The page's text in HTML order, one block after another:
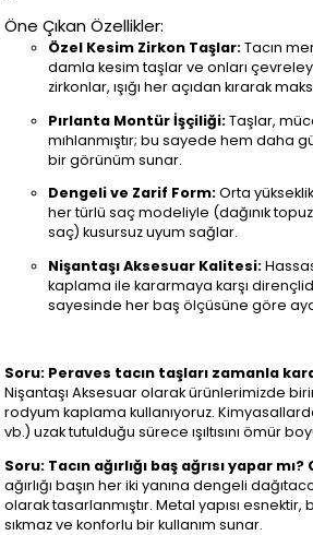
Öne Çıkan Özellikler:
Özel Kesim Zirkon Taşlar:Tacın
damla kesim taşlar ve onları
zirkonlar, ışığı her açıdan kırarak
Pırlanta Montür İşçiliği:Taşlar,
mıhlanmıştır; bu sayede hem daha
bir görünüm sunar.
Dengeli ve Zarif Form:Orta
her türlü saç modeliyle (dağınık topuz,
saç) kusursuz uyum sağlar.
Nişantaşı Aksesuar Kalitesi:
kaplama ile kararmaya karşı
sayesinde her baş ölçüsüne göre
Soru: Peraves tacın taşları zamanla
Nişantaşı Aksesuar olarak ürünlerimizde
rodyum kaplama kullanıyoruz.
vb.) uzak tutulduğu sürece ışıltısını ömür
Soru: Tacın ağırlığı baş ağrısı yapar mı?
ağırlığı başın her iki yanına dengeli
olarak tasarlanmıştır. Metal yapısı esnektir,
sıkmaz ve konforlu bir kullanım sunar.